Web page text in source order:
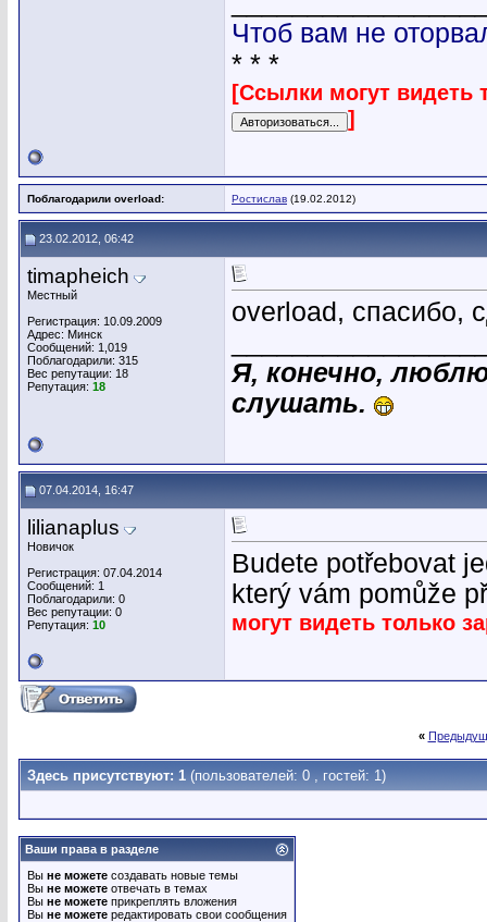
Чтоб вам не
* * *
[Ссылки могут видеть
]
Поблагодарили overload: Ростислав (19.02.2012)
23.02.2012, 06:42
timapheich
Местный
Регистрация: 10.09.2009
Адрес: Минск
Сообщений: 1,019
Поблагодарили: 315
Вес репутации: 18
Репутация: 18
overload, спасибо,
Я, конечно,
слушать.
07.04.2014, 16:47
lilianaplus
Новичок
Регистрация: 07.04.2014
Сообщений: 1
Поблагодарили: 0
Вес репутации: 0
Репутация: 10
Budete potřebovat
který vám pomůže
могут видеть только
«
Здесь присутствуют: 1 (пользователей: 0 , гостей: 1)
Ваши права в разделе
Вы не можете создавать новые темы
Вы не можете отвечать в темах
Вы не можете прикреплять вложения
Вы не можете редактировать свои сообщения